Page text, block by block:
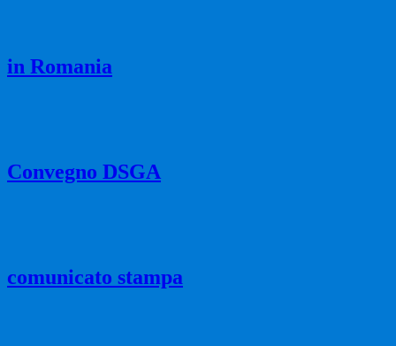
in Romania
Convegno DSGA
comunicato stampa